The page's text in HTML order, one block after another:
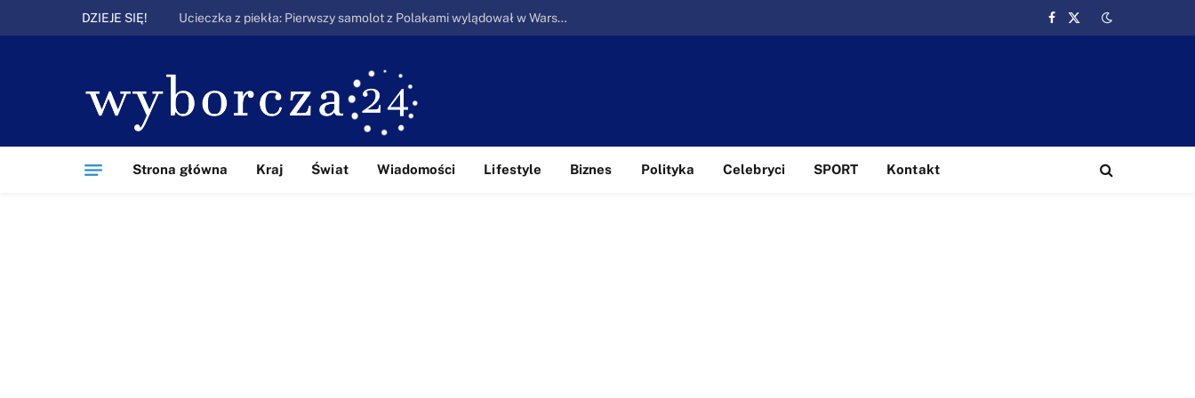
DZIEJE SIĘ! Ucieczka z piekła: Pierwszy samolot z Polakami wylądował w Warszawie
Facebook
X
Strona główna Kraj Świat Wiadomości Lifestyle Biznes Polityka Celebryci SPORT Kontakt